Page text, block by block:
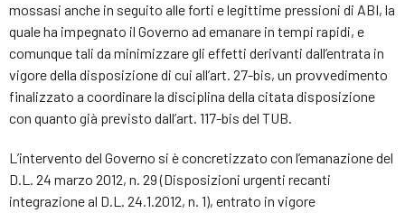
mossasi anche in seguito alle forti e legittime pressioni di ABI, la
quale ha impegnato il Governo ad emanare in tempi rapidi, e
comunque tali da minimizzare gli effetti derivanti dall’entrata in
vigore della disposizione di cui all’art. 27-bis, un provvedimento
finalizzato a coordinare la disciplina della citata disposizione
con quanto già previsto dall’art. 117-bis del TUB.
L’intervento del Governo si è concretizzato con l’emanazione del
D.L. 24 marzo 2012, n. 29 (Disposizioni urgenti recanti
integrazione al D.L. 24.1.2012, n. 1), entrato in vigore